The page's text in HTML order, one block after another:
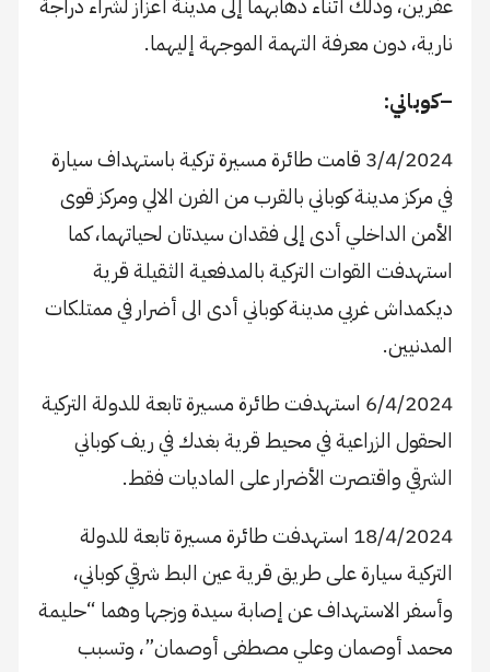
نارية، دون معرفة التهمة الموجهة إليهما.
–كوباني:
3/4/2024 قامت طائرة مسيرة تركية باستهداف سيارة
في مركز مدينة كوباني بالقرب من الفرن الالي ومركز قوى
الأمن الداخلي أدى إلى فقدان سيدتان لحياتهما، كما
استهدفت القوات التركية بالمدفعية الثقيلة قرية
ديكمداش غربي مدينة كوباني أدى الى أضرار في ممتلكات
المدنيين.
6/4/2024 استهدفت طائرة مسيرة تابعة للدولة التركية
الحقول الزراعية في محيط قرية بغدك في ريف كوباني
الشرقي واقتصرت الأضرار على الماديات فقط.
18/4/2024 استهدفت طائرة مسيرة تابعة للدولة
التركية سيارة على طريق قرية عين البط شرقي كوباني،
وأسفر الاستهداف عن إصابة سيدة وزجها وهما “حليمة
محمد أوصمان وعلي مصطفى أوصمان”، وتسبب